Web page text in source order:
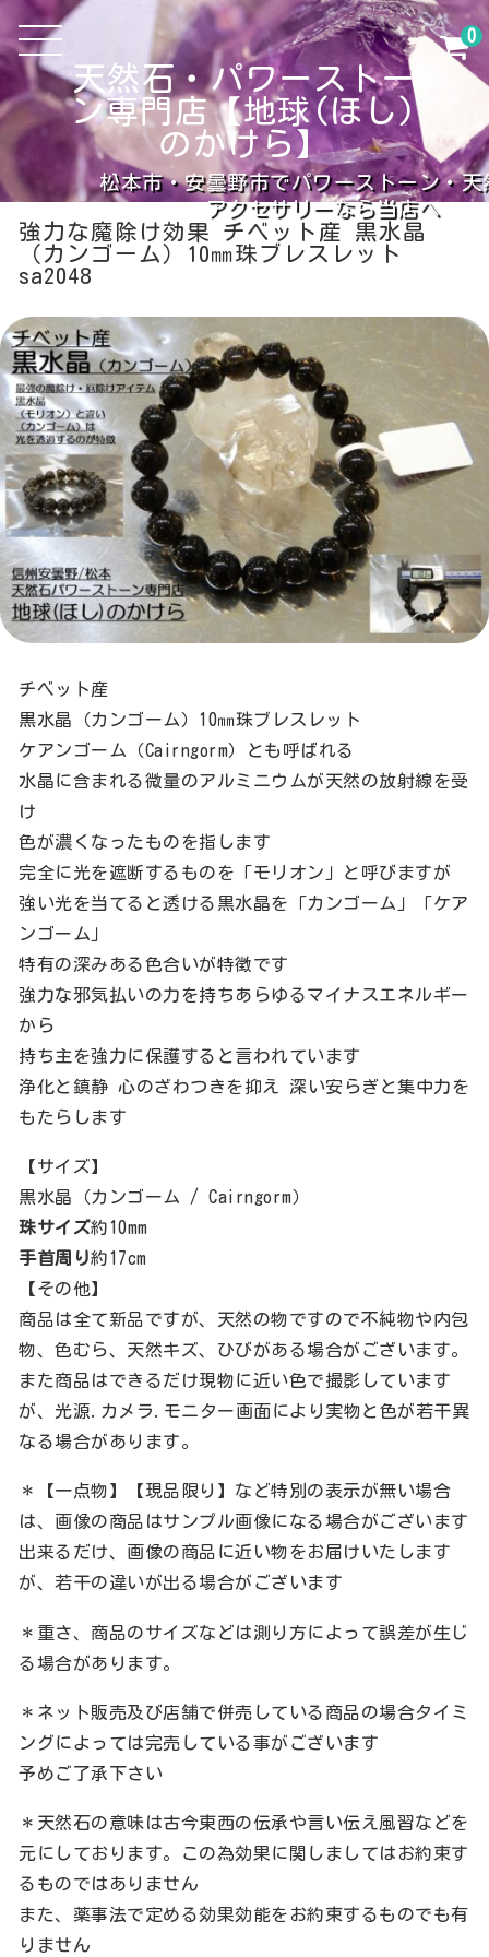
天然石・パワーストー
ン専門店【地球(ほし)
のかけら】
松本市・安曇野市でパワーストーン・天
アクセサリーなら当店へ
0
強力な魔除け効果 チベット産 黒水晶
（カンゴーム）10㎜珠ブレスレット
sa2048
チベット産
黒水晶（カンゴーム）10㎜珠ブレスレット
ケアンゴーム（Cairngorm）とも呼ばれる
水晶に含まれる微量のアルミニウムが天然の放射線を受
け
色が濃くなったものを指します
完全に光を遮断するものを「モリオン」と呼びますが
強い光を当てると透ける黒水晶を「カンゴーム」「ケア
ンゴーム」
特有の深みある色合いが特徴です
強力な邪気払いの力を持ちあらゆるマイナスエネルギー
から
持ち主を強力に保護すると言われています
浄化と鎮静 心のざわつきを抑え 深い安らぎと集中力を
もたらします
【サイズ】
黒水晶（カンゴーム / Cairngorm）
珠サイズ約10mm
手首周り約17cm
【その他】
商品は全て新品ですが、天然の物ですので不純物や内包
物、色むら、天然キズ、ひびがある場合がございます。
また商品はできるだけ現物に近い色で撮影しています
が、光源.カメラ.モニター画面により実物と色が若干異
なる場合があります。
＊【一点物】【現品限り】など特別の表示が無い場合
は、画像の商品はサンプル画像になる場合がございます
出来るだけ、画像の商品に近い物をお届けいたします
が、若干の違いが出る場合がございます
＊重さ、商品のサイズなどは測り方によって誤差が生じ
る場合があります。
＊ネット販売及び店舗で併売している商品の場合タイミ
ングによっては完売している事がございます
予めご了承下さい
＊天然石の意味は古今東西の伝承や言い伝え風習などを
元にしております。この為効果に関しましてはお約束す
るものではありません
また、薬事法で定める効果効能をお約束するものでも有
りません